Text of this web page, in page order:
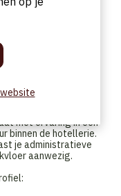
behoudt.
en cost control.
van het
voor de
met ervaring in een
binnen de hotellerie.
je administratieve
aanwezig.